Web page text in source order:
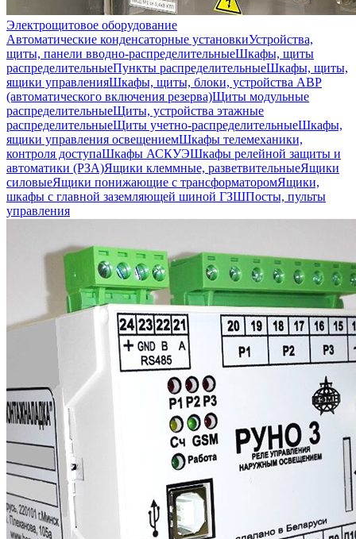
Электрощитовое оборудование
Автоматические конденсаторные установкиУстройства,
щиты, панели вводно-распределительныеШкафы, щиты
распределительныеПункты распределительныеШкафы, щиты,
ящики управленияШкафы, щиты, блоки, устройства АВР
(автоматического включения резерва)Щиты модульные
распределительныеЩиты, устройства этажные
распределительныеЩиты учетно-распределительныеШкафы,
ящики управления освещениемШкафы телемеханики,
контроля доступаШкафы АСКУЭШкафы релейной защиты и
автоматики (РЗА)Ящики клеммные, разветвительныеЯщики
силовыеЯщики понижающие с трансформаторомЯщики,
шкафы с главной заземляющей шиной ГЗШПосты, пульты
управления